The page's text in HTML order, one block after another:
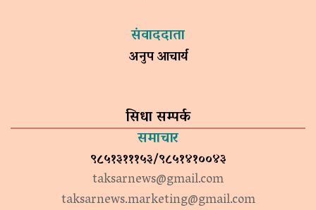
संवाददाता
अनुप आचार्य
सिधा सम्पर्क
समाचार
९८५१३१११५३/९८५१४१००४३
taksarnews@gmail.com
taksarnews.marketing@gmail.com